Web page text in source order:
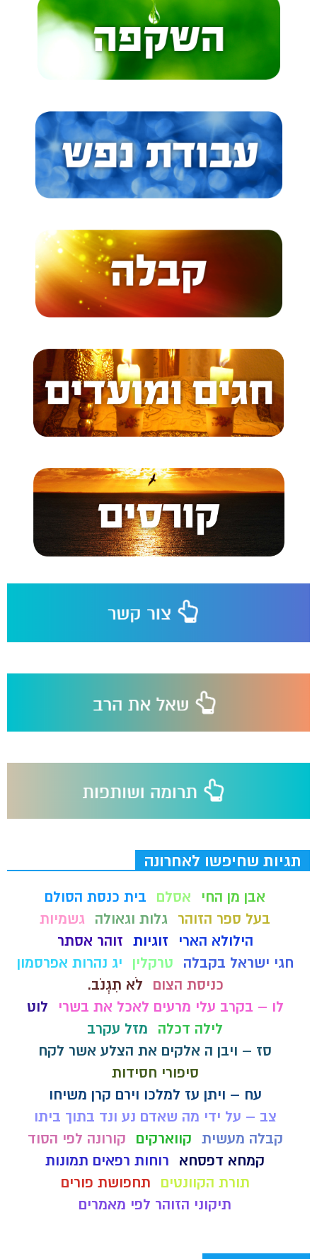
תגיות שחיפשו לאחרונה
אבן מן החי אסלם
בית כנסת הסולם
בעל ספר הזוהר גלות וגאולה גשמיות
הילולא הארי
זוגיות זוהר אסתר
חגי ישראל בקבלה
טרקלין
יג נהרות אפרסמון
כניסת הצום
לֹא תִגְנֹב.
לו – בקרב עלי מרעים לאכל את בשרי
לוט
לילה דכלה
מזל עקרב
סז – ויבן ה אלקים את הצלע אשר לקח
סיפורי חסידות
עח – ויתן עז למלכו וירם קרן משיחו
צב – על ידי מה שאדם נע ונד בתוך ביתו
קבלה מעשית קווארקים
קורונה לפי הסוד
קמחא דפסחא
רוחות רפאים תמונות
תורת הקוונטים
תחפושת פורים
תיקוני הזוהר לפי מאמרים